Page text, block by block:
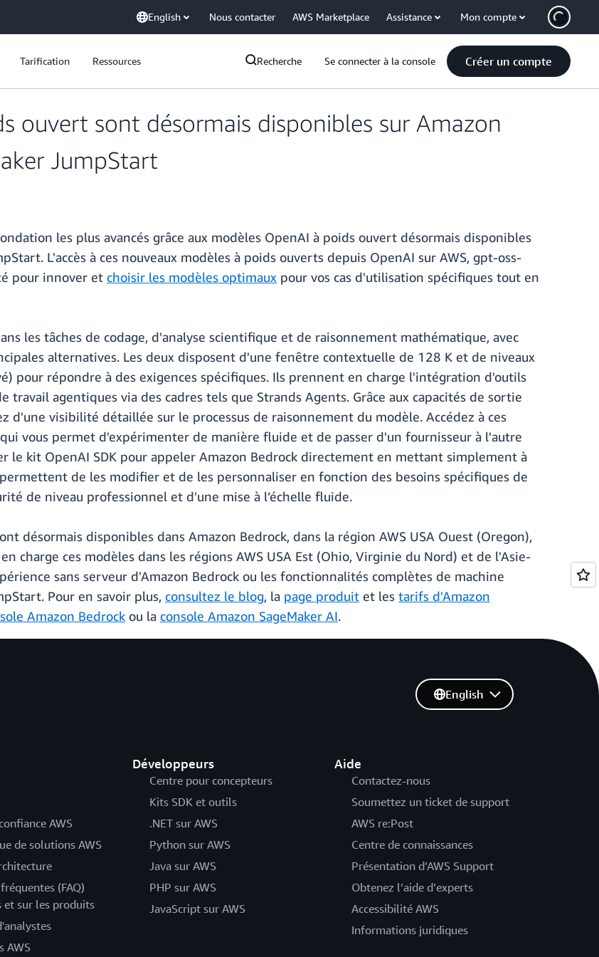
English Nous contacter AWS Marketplace Assistance Mon compte
Tarification Ressources Recherche Se connecter à la console Créer un compte
ouvert sont désormais disponibles sur Amazon
JumpStart
les plus avancés grâce aux modèles OpenAI à poids ouvert désormais disponibles
L'accès à ces nouveaux modèles à poids ouverts depuis OpenAI sur AWS, gpt-oss-
pour innover et choisir les modèles optimaux pour vos cas d'utilisation spécifiques tout en
les tâches de codage, d'analyse scientifique et de raisonnement mathématique, avec
alternatives. Les deux disposent d'une fenêtre contextuelle de 128 K et de niveaux
pour répondre à des exigences spécifiques. Ils prennent en charge l'intégration d'outils
agentiques via des cadres tels que Strands Agents. Grâce aux capacités de sortie
d'une visibilité détaillée sur le processus de raisonnement du modèle. Accédez à ces
vous permet d'expérimenter de manière fluide et de passer d'un fournisseur à l'autre
le kit OpenAI SDK pour appeler Amazon Bedrock directement en mettant simplement à
de les modifier et de les personnaliser en fonction des besoins spécifiques de
de niveau professionnel et d'une mise à l’échelle fluide.
désormais disponibles dans Amazon Bedrock, dans la région AWS USA Ouest (Oregon),
charge ces modèles dans les régions AWS USA Est (Ohio, Virginie du Nord) et de l'Asie-
sans serveur d'Amazon Bedrock ou les fonctionnalités complètes de machine
Pour en savoir plus, consultez le blog, la page produit et les tarifs d'Amazon
Amazon Bedrock ou la console Amazon SageMaker AI.
AWS
de solutions AWS
(FAQ)
et sur les produits
AWS
Développeurs
Centre pour concepteurs
Kits SDK et outils
.NET sur AWS
Python sur AWS
Java sur AWS
PHP sur AWS
JavaScript sur AWS
Aide
Contactez-nous
Soumettez un ticket de support
AWS re:Post
Centre de connaissances
Présentation d’AWS Support
Obtenez l’aide d’experts
Accessibilité AWS
Informations juridiques
English